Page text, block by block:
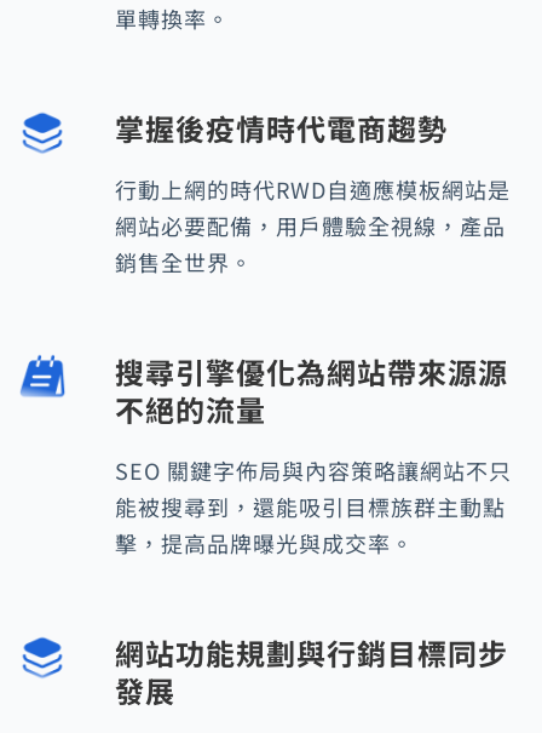
單轉換率。
掌握後疫情時代電商趨勢
行動上網的時代RWD自適應模板網站是
網站必要配備，用戶體驗全視線，產品
銷售全世界。
搜尋引擎優化為網站帶來源源
不絕的流量
SEO 關鍵字佈局與內容策略讓網站不只
能被搜尋到，還能吸引目標族群主動點
擊，提高品牌曝光與成交率。
網站功能規劃與行銷目標同步
發展